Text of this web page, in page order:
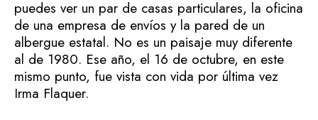
puedes ver un par de casas particulares, la oficina
de una empresa de envíos y la pared de un
albergue estatal. No es un paisaje muy diferente
al de 1980. Ese año, el 16 de octubre, en este
mismo punto, fue vista con vida por última vez
Irma Flaquer.